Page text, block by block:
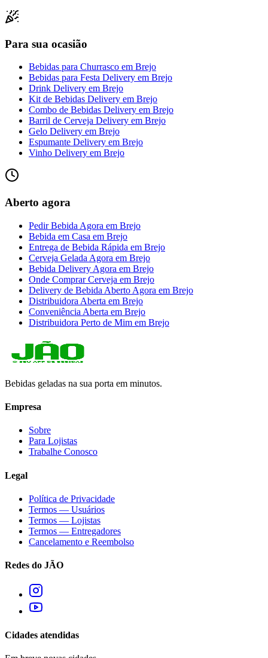
Para sua ocasião
Bebidas para Churrasco em Brejo
Bebidas para Festa Delivery em Brejo
Drink Delivery em Brejo
Kit de Bebidas Delivery em Brejo
Combo de Bebidas Delivery em Brejo
Barril de Cerveja Delivery em Brejo
Gelo Delivery em Brejo
Espumante Delivery em Brejo
Vinho Delivery em Brejo
Aberto agora
Pedir Bebida Agora em Brejo
Bebida em Casa em Brejo
Entrega de Bebida Rápida em Brejo
Cerveja Gelada Agora em Brejo
Bebida Delivery Agora em Brejo
Onde Comprar Cerveja em Brejo
Delivery de Bebida Aberto Agora em Brejo
Distribuidora Aberta em Brejo
Conveniência Aberta em Brejo
Distribuidora Perto de Mim em Brejo
Bebidas geladas na sua porta em minutos.
Empresa
Sobre
Para Lojistas
Trabalhe Conosco
Legal
Política de Privacidade
Termos — Usuários
Termos — Lojistas
Termos — Entregadores
Cancelamento e Reembolso
Redes do JÃO
Cidades atendidas